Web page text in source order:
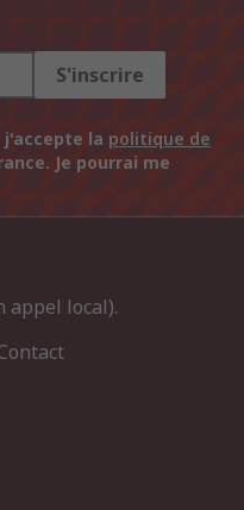
S'inscrire
la politique de
Je pourrai me
appel local).